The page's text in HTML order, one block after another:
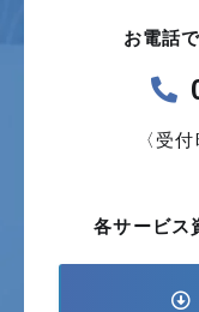
お電話
〈受
各サービス